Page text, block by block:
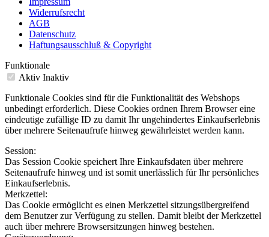
Widerrufsrecht
AGB
Datenschutz
Haftungsausschluß & Copyright
Funktionale
Aktiv Inaktiv
Funktionale Cookies sind für die Funktionalität des Webshops
unbedingt erforderlich. Diese Cookies ordnen Ihrem Browser eine
eindeutige zufällige ID zu damit Ihr ungehindertes Einkaufserlebnis
über mehrere Seitenaufrufe hinweg gewährleistet werden kann.
Session:
Das Session Cookie speichert Ihre Einkaufsdaten über mehrere
Seitenaufrufe hinweg und ist somit unerlässlich für Ihr persönliches
Einkaufserlebnis.
Merkzettel:
Das Cookie ermöglicht es einen Merkzettel sitzungsübergreifend
dem Benutzer zur Verfügung zu stellen. Damit bleibt der Merkzettel
auch über mehrere Browsersitzungen hinweg bestehen.